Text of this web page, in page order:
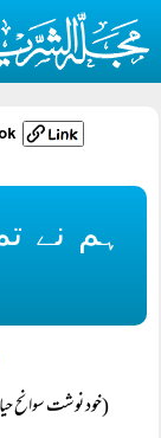
ہم نے
(خود نوشت سوانح